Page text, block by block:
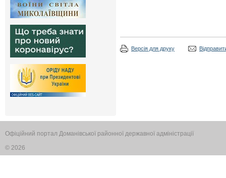
Версія для друку
Офіційний портал Доманівської районної державної адміністрації
© 2026